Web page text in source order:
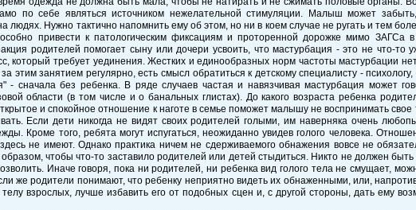
по себе являться источником нежелательной стимуляции. Малыш может
людях. Нужно тактично напомнить ему об этом, но ни в коем случае не ругать и тем
привести к патологическим фиксациям и проторенной дорожке мимо ЗАГСа в
родителей помогает сыну или дочери усвоить, что мастурбация - это не что-то
который требует уединения. Жестких и единообразных норм частоты мастурбации
этим занятием регулярно, есть смысл обратиться к детскому специалисту - психологу,
- сначала без ребенка. В ряде случаев частая и навязчивая мастурбация может
области (в том числе и о банальных глистах). До какого возраста ребенка
и спокойное отношение к наготе в семье поможет малышу не воспринимать свое
Если дети никогда не видят своих родителей голыми, им наверняка очень
Кроме того, ребята могут испугаться, неожиданно увидев голого человека.
не имеют. Однако практика ничем не сдерживаемого обнажения вовсе не
образом, чтобы что-то заставило родителей или детей стыдиться. Никто не должен
Иначе говоря, пока ни родителей, ни ребенка вид голого тела не смущает,
же родители понимают, что ребенку неприятно видеть их обнаженными, или,
телу взрослых, лучше избавить его от подобных сцен и, с другой стороны, дать ему